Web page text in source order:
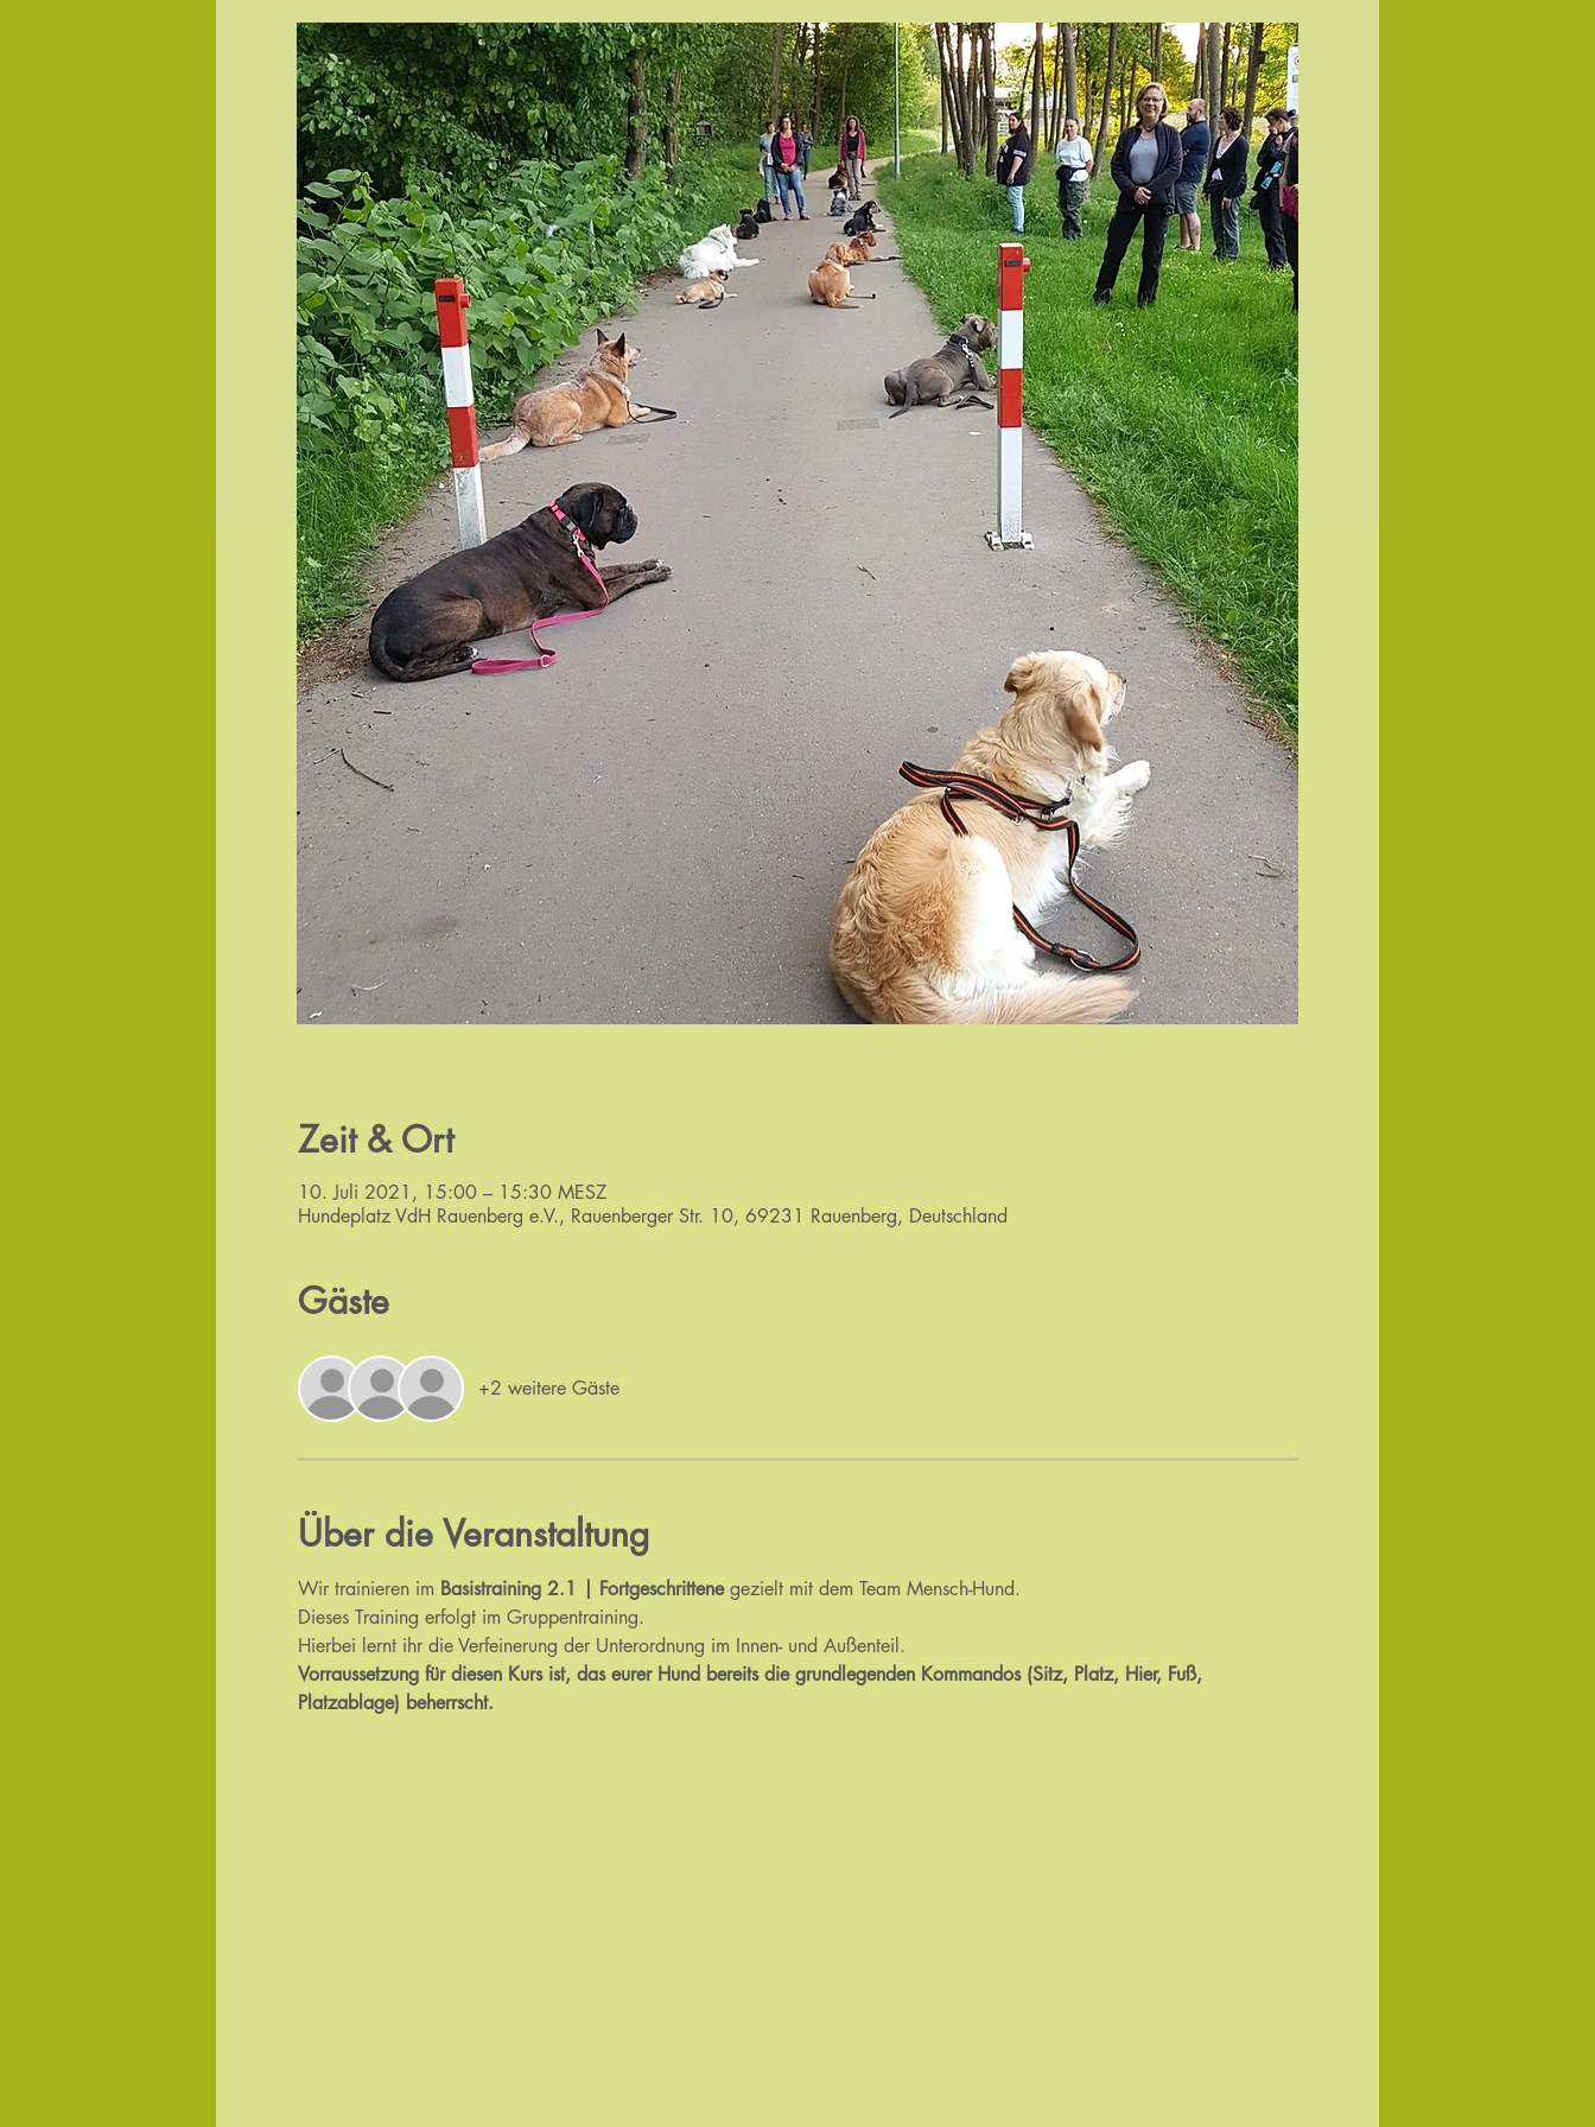
Zeit & Ort
10. Juli 2021, 15:00 – 15:30 MESZ
Hundeplatz VdH Rauenberg e.V., Rauenberger Str. 10, 69231 Rauenberg, Deutschland
Gäste
+2 weitere Gäste
Über die Veranstaltung
Wir trainieren im Basistraining 2.1 | Fortgeschrittene gezielt mit dem Team Mensch-Hund.
Dieses Training erfolgt im Gruppentraining.
Hierbei lernt ihr die Verfeinerung der Unterordnung im Innen- und Außenteil.
Vorraussetzung für diesen Kurs ist, das eurer Hund bereits die grundlegenden Kommandos (Sitz, Platz, Hier, Fuß,
Platzablage) beherrscht.